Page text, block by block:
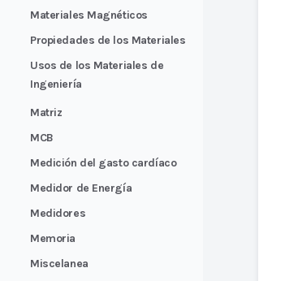
Materiales Magnéticos
Propiedades de los Materiales
Usos de los Materiales de
Ingeniería
Matriz
MCB
Medición del gasto cardíaco
Medidor de Energía
Medidores
Memoria
Miscelanea